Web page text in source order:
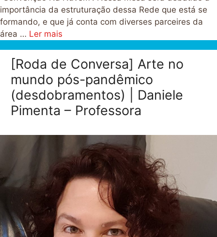
importância da estruturação dessa Rede que está se
formando, e que já conta com diverses parceires da
área … Ler mais
[Roda de Conversa] Arte no
mundo pós-pandêmico
(desdobramentos) | Daniele
Pimenta – Professora